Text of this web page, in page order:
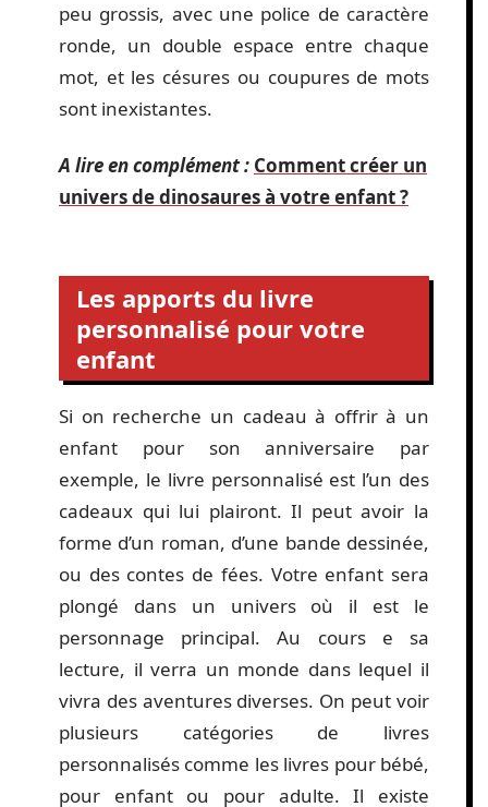
peu grossis, avec une police de caractère
ronde, un double espace entre chaque
mot, et les césures ou coupures de mots
sont inexistantes.
A lire en complément : Comment créer un
univers de dinosaures à votre enfant ?
Les apports du livre
personnalisé pour votre
enfant
Si on recherche un cadeau à offrir à un
enfant pour son anniversaire par
exemple, le livre personnalisé est l’un des
cadeaux qui lui plairont. Il peut avoir la
forme d’un roman, d’une bande dessinée,
ou des contes de fées. Votre enfant sera
plongé dans un univers où il est le
personnage principal. Au cours e sa
lecture, il verra un monde dans lequel il
vivra des aventures diverses. On peut voir
plusieurs catégories de livres
personnalisés comme les livres pour bébé,
pour enfant ou pour adulte. Il existe